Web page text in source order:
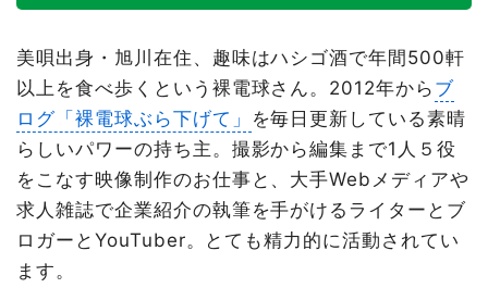
美唄出身・旭川在住、趣味はハシゴ酒で年間500軒
以上を食べ歩くという裸電球さん。2012年から ブ
ログ「裸電球ぶら下げて」
を毎日更新している素晴
らしいパワーの持ち主。撮影から編集まで1人５役
をこなす映像制作のお仕事と、大手Webメディアや
求人雑誌で企業紹介の執筆を手がけるライターとブ
ロガーとYouTuber。とても精力的に活動されてい
ます。